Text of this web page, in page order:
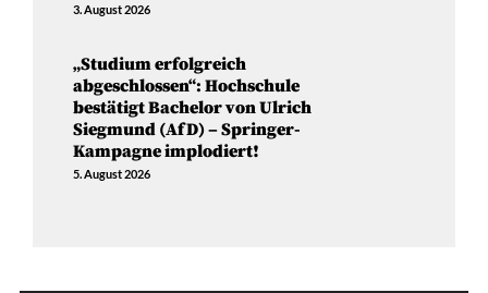
3. August 2026
„Studium erfolgreich
abgeschlossen“: Hochschule
bestätigt Bachelor von Ulrich
Siegmund (AfD) – Springer-
Kampagne implodiert!
5. August 2026